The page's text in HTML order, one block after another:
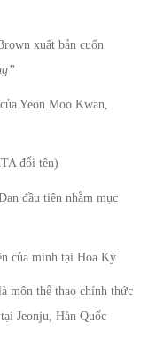
xuất bản cuốn
Yeon Moo Kwan,
đổi tên)
đầu tiên nhằm mục
của mình tại Hoa Kỳ
môn thể thao chính thức
Jeonju, Hàn Quốc